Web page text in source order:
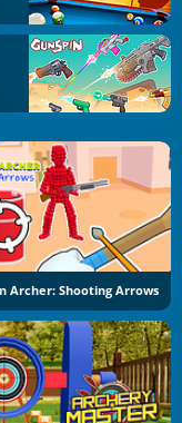
Archer: Shooting Arrows